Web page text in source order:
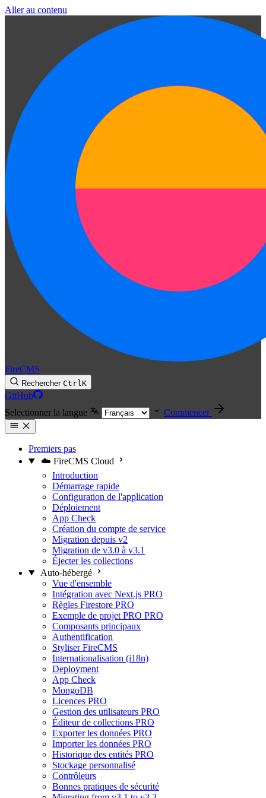
Aller au contenu
FireCMS
Rechercher CtrlK
GitHub
Selectionner la langue
Commencer
Premiers pas
☁️ FireCMS Cloud
Introduction
Démarrage rapide
Configuration de l'application
Déploiement
App Check
Création du compte de service
Migration depuis v2
Migration de v3.0 à v3.1
Éjecter les collections
Auto-hébergé
Vue d'ensemble
Intégration avec Next.js PRO
Règles Firestore PRO
Exemple de projet PRO PRO
Composants principaux
Authentification
Styliser FireCMS
Internationalisation (i18n)
Deployment
App Check
MongoDB
Licences PRO
Gestion des utilisateurs PRO
Éditeur de collections PRO
Exporter les données PRO
Importer les données PRO
Historique des entités PRO
Stockage personnalisé
Contrôleurs
Bonnes pratiques de sécurité